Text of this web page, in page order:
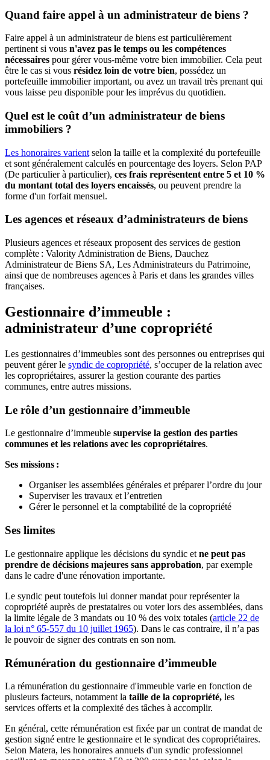
Quand faire appel à un administrateur de biens ?
Faire appel à un administrateur de biens est particulièrement
pertinent si vous n'avez pas le temps ou les compétences
nécessaires pour gérer vous-même votre bien immobilier. Cela peut
être le cas si vous résidez loin de votre bien, possédez un
portefeuille immobilier important, ou avez un travail très prenant qui
vous laisse peu disponible pour les imprévus du quotidien.
Quel est le coût d’un administrateur de biens
immobiliers ?
Les honoraires varient selon la taille et la complexité du portefeuille
et sont généralement calculés en pourcentage des loyers. Selon PAP
(De particulier à particulier), ces frais représentent entre 5 et 10 %
du montant total des loyers encaissés, ou peuvent prendre la
forme d'un forfait mensuel.
Les agences et réseaux d’administrateurs de biens
Plusieurs agences et réseaux proposent des services de gestion
complète : Valority Administration de Biens, Dauchez
Administrateur de Biens SA, Les Administrateurs du Patrimoine,
ainsi que de nombreuses agences à Paris et dans les grandes villes
françaises.
Gestionnaire d’immeuble :
administrateur d’une copropriété
Les gestionnaires d’immeubles sont des personnes ou entreprises qui
peuvent gérer le syndic de copropriété, s’occuper de la relation avec
les copropriétaires, assurer la gestion courante des parties
communes, entre autres missions.
Le rôle d’un gestionnaire d’immeuble
Le gestionnaire d’immeuble supervise la gestion des parties
communes et les relations avec les copropriétaires.
Ses missions :
Organiser les assemblées générales et préparer l’ordre du jour
Superviser les travaux et l’entretien
Gérer le personnel et la comptabilité de la copropriété
Ses limites
Le gestionnaire applique les décisions du syndic et ne peut pas
prendre de décisions majeures sans approbation, par exemple
dans le cadre d'une rénovation importante.
Le syndic peut toutefois lui donner mandat pour représenter la
copropriété auprès de prestataires ou voter lors des assemblées, dans
la limite légale de 3 mandats ou 10 % des voix totales (article 22 de
la loi n° 65-557 du 10 juillet 1965). Dans le cas contraire, il n’a pas
le pouvoir de signer des contrats en son nom.
Rémunération du gestionnaire d’immeuble
La rémunération du gestionnaire d'immeuble varie en fonction de
plusieurs facteurs, notamment la taille de la copropriété, les
services offerts et la complexité des tâches à accomplir.
En général, cette rémunération est fixée par un contrat de mandat de
gestion signé entre le gestionnaire et le syndicat des copropriétaires.
Selon Matera, les honoraires annuels d'un syndic professionnel